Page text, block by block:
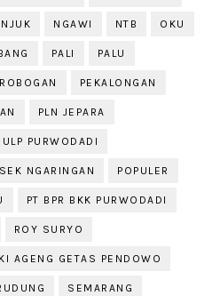
NGAWI NTB OKU
PALI PALU
PEKALONGAN
PLN JEPARA
ULP PURWODADI
NGARINGAN POPULER
PT BPR BKK PURWODADI
ROY SURYO
AGENG GETAS PENDOWO
SEMARANG